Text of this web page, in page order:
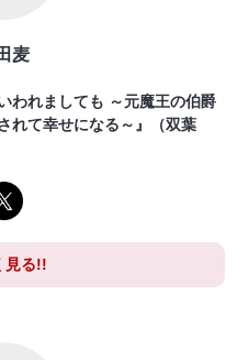
麦
われましても ～元魔王の伯爵
れて幸せになる～』（双葉
見る!!